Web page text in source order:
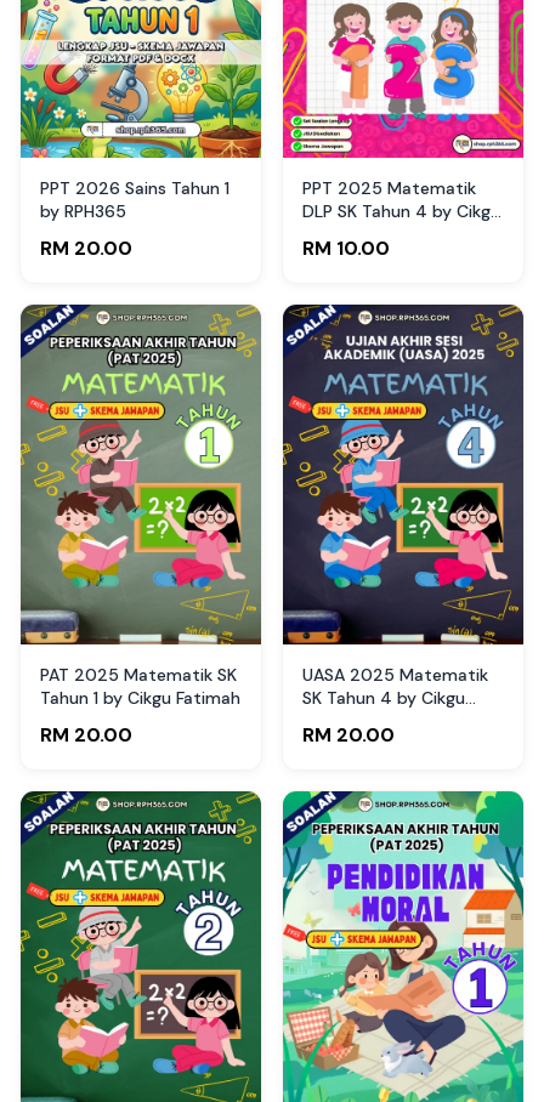
PPT 2026 Sains Tahun 1
by RPH365
RM 20.00
PPT 2025 Matematik
DLP SK Tahun 4 by Cikgu
RM 10.00
PAT 2025 Matematik SK
Tahun 1 by Cikgu Fatimah
RM 20.00
UASA 2025 Matematik
SK Tahun 4 by Cikgu
RM 20.00